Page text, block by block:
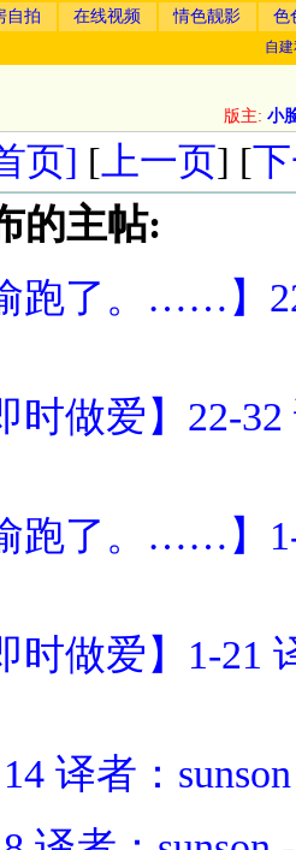
自拍 在线视频 情色靓影 色
自
版主: 小
页] [上一页] [
的主帖:
跑了。……】
时做爱】22-32
跑了。……】
时做爱】1-21
译者：sunson